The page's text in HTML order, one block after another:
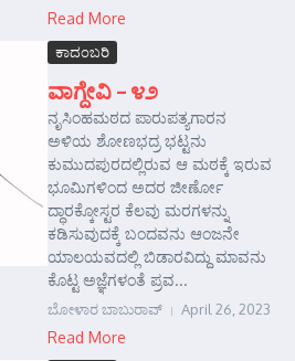
Read More
ಕಾದಂಬರಿ
ವಾಗ್ದೇವಿ – ೪೨
ನೃಸಿಂಹಮಠದ ಪಾರುಪತ್ಯಗಾರನ
ಅಳಿಯ ಶೋಣಭದ್ರ ಭಟ್ಟನು
ಕುಮುದಪುರದಲ್ಲಿರುವ ಆ ಮಠಕ್ಕೆ ಇರುವ
ಭೂಮಿಗಳಿಂದ ಅದರ ಜೀರ್ಣೋ
ದ್ಧಾರಕ್ಕೋಸ್ಟರ ಕೆಲವು ಮರಗಳನ್ನು
ಕಡಿಸುವುದಕ್ಕೆ ಬಂದವನು ಆಂಜನೇ
ಯಾಲಯವದಲ್ಲಿ ಬಿಡಾರವಿದ್ದು ಮಾವನು
ಕೊಟ್ಟ ಅಜ್ಞೆಗಳಂತೆ ಪ್ರವ...
ಬೋಳಾರ ಬಾಬುರಾವ್ April 26, 2023
Read More